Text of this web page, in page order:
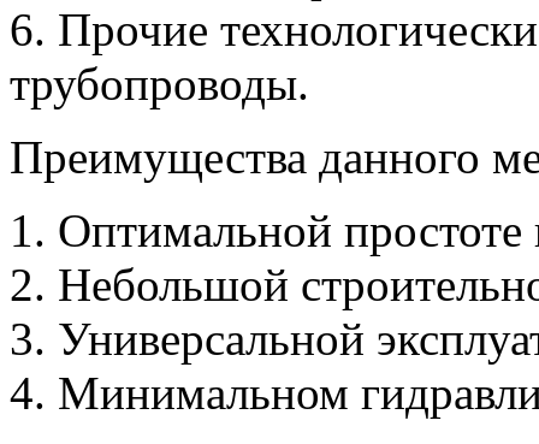
6. Прочие
трубопроводы.
Преимущества данного
1. Оптимальной простоте
2. Небольшой
3. Универсальной
4. Минимальном